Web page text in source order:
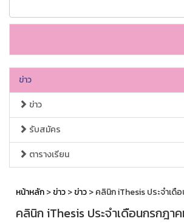
ข่าว
ข่าว
รับสมัคร
ตารางเรียน
หน้าหลัก>ข่าว>ข่าว> คลินิก iThesis ประจำเดื
คลินิก iThesis ประจำเดือนกรกฎา